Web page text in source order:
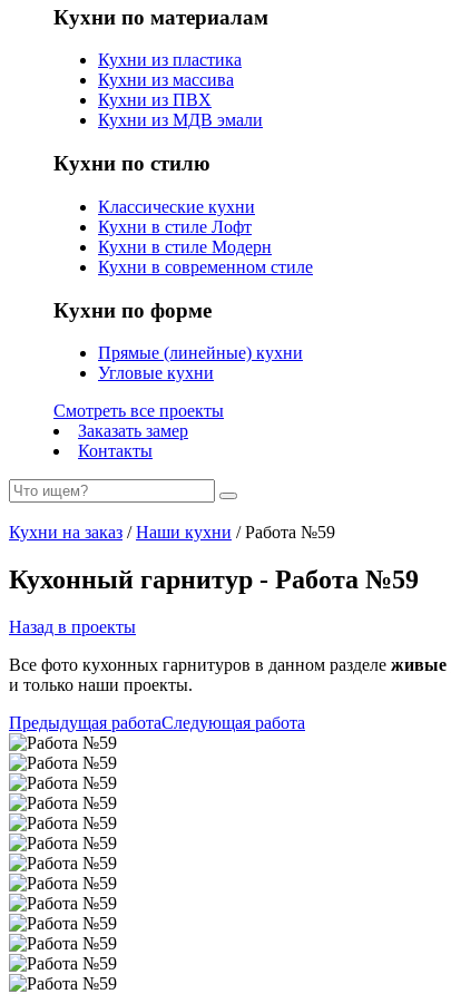
Кухни по материалам
Кухни из пластика
Кухни из массива
Кухни из ПВХ
Кухни из МДВ эмали
Кухни по стилю
Классические кухни
Кухни в стиле Лофт
Кухни в стиле Модерн
Кухни в современном стиле
Кухни по форме
Прямые (линейные) кухни
Угловые кухни
Смотреть все проекты
Заказать замер
Контакты
Кухни на заказ /Наши кухни / Работа №59
Кухонный гарнитур - Работа №59
Назад в проекты
Все фото кухонных гарнитуров в данном разделе живые
и только наши проекты.
Предыдущая работаСледующая работа